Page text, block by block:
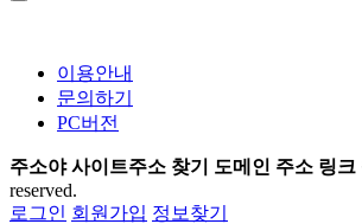
이용안내
문의하기
PC버전
주소야 사이트주소 찾기 도메인 주소 링크
reserved.
로그인 회원가입 정보찾기